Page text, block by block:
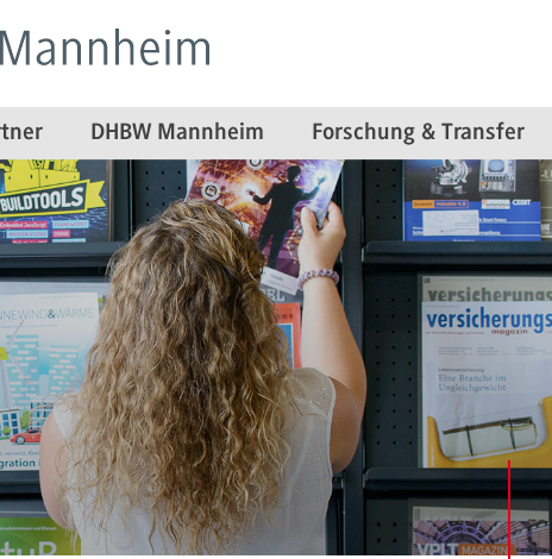
DHBW Mannheim Forschung & Transfer